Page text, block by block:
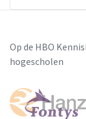
Op de HBO
hogescholen